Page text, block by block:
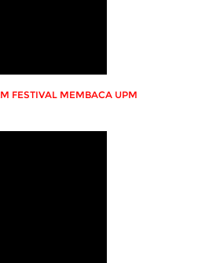
FESTIVAL MEMBACA UPM